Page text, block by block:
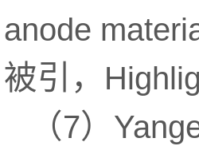
anode
被引，
（7）